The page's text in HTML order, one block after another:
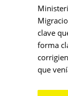
clave
forma
que